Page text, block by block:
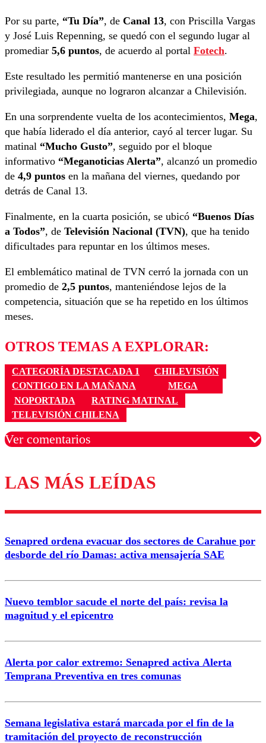
Por su parte, “Tu Día”, de Canal 13, con Priscilla Vargas
y José Luis Repenning, se quedó con el segundo lugar al
promediar 5,6 puntos, de acuerdo al portal Fotech.
Este resultado les permitió mantenerse en una posición
privilegiada, aunque no lograron alcanzar a Chilevisión.
En una sorprendente vuelta de los acontecimientos, Mega,
que había liderado el día anterior, cayó al tercer lugar. Su
matinal “Mucho Gusto”, seguido por el bloque
informativo “Meganoticias Alerta”, alcanzó un promedio
de 4,9 puntos en la mañana del viernes, quedando por
detrás de Canal 13.
Finalmente, en la cuarta posición, se ubicó “Buenos Días
a Todos”, de Televisión Nacional (TVN), que ha tenido
dificultades para repuntar en los últimos meses.
El emblemático matinal de TVN cerró la jornada con un
promedio de 2,5 puntos, manteniéndose lejos de la
competencia, situación que se ha repetido en los últimos
meses.
OTROS TEMAS A EXPLORAR:
CATEGORÍA DESTACADA 1
CHILEVISIÓN
CONTIGO EN LA MAÑANA
MEGA
NOPORTADA
RATING MATINAL
TELEVISIÓN CHILENA
Ver comentarios
Los comentarios son moderados para garantizar un
diálogo respetuoso.
Correo
LAS MÁS LEÍDAS
Senapred ordena evacuar dos sectores de Carahue por
desborde del río Damas: activa mensajería SAE
Nuevo temblor sacude el norte del país: revisa la
magnitud y el epicentro
Alerta por calor extremo: Senapred activa Alerta
Temprana Preventiva en tres comunas
Semana legislativa estará marcada por el fin de la
tramitación del proyecto de reconstrucción